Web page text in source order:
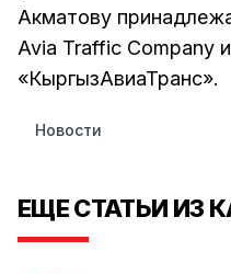
Акматову
Avia Traffic Company
«КыргызАвиаТранс».
Новости
ЕЩЕ СТАТЬИ ИЗ